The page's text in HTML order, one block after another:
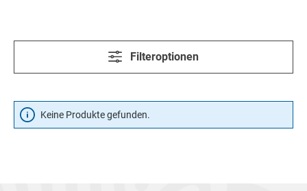
Filteroptionen
Keine Produkte gefunden.